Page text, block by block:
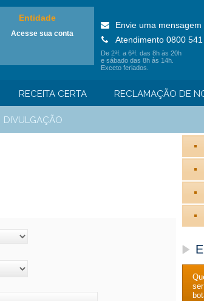
Entidade
Acesse sua conta
Envie uma mensagem
Atendimento 0800
De 2ªf. a 6ªf. das 8h às 20h
e sábado das 8h às 14h.
Exceto feriados.
DIVULGAÇÃO
RECEITA CERTA RECLAMAÇÃO DE